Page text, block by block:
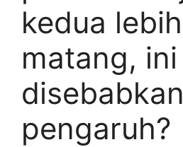
kedua
matang, ini
pengaruh?